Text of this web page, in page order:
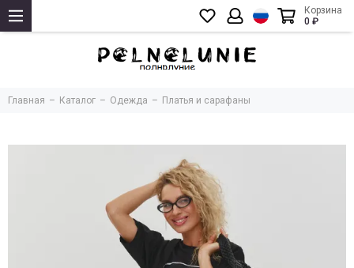
Корзина
0 ₽
Главная Каталог Одежда Платья и сарафаны